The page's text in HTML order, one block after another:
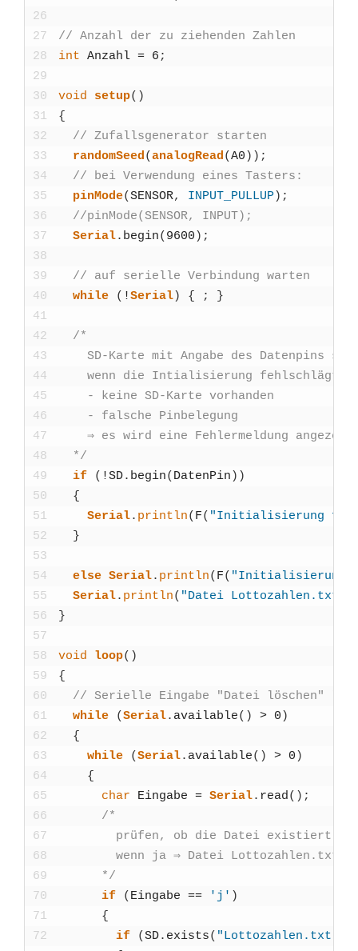
26
27
28
29
30
31
32
33
34
35
36
37
38
39
40
41
42
43
44
45
46
47
48
49
50
51
52
53
54
55
56
57
58
59
60
61
62
63
64
65
66
67
68
69
70
71
72
// Anzahl der zu zie­hen­den Zah­len
int Anzahl = 6 ;
void set­up( )
{
// Zufalls­ge­nera­tor star­ten
ran­dom­Seed(ana­logRead(A0 ) ) ;
// bei Ver­wen­dung eines Tas­ters:
pin­Mo­de(SENSOR, INPUT_PULLUP) ;
//pinMode(SENSOR, INPUT);
Seri­al. begin( 9600 ) ;
// auf seri­el­le Ver­bin­dung war­ten
while
( !Seri­al) { ; }
/*
SD-Kar­te mit Anga­be des Daten­pins
wenn die Intia­li­sie­rung fehl­schlägt
- kei­ne SD-Kar­te vor­han­den
- fal­sche Pin­be­le­gung
⇒ es wird eine Feh­ler­mel­dung
*/
if
( !SD. begin( Daten­Pin ) )
{
Seri­al. println( F( "Initia­li­sie­rung
}
else Seri­al. println( F( "Initia­li­sie­rung
Seri­al. println( "Datei Lottozahlen.txt
}
void loop( )
{
// Seri­el­le Ein­ga­be "Datei löschen"
while
(Seri­al. available( ) > 0 )
{
while
(Seri­al. available( ) > 0 )
{
char
Ein­ga­be = Seri­al. read( ) ;
/*
prü­fen, ob die Datei exis­tiert
wenn ja ⇒ Datei Lottozahlen.txt
*/
if
( Ein­ga­be == 'j' )
{
if
(SD. exists( "Lottozahlen.txt"